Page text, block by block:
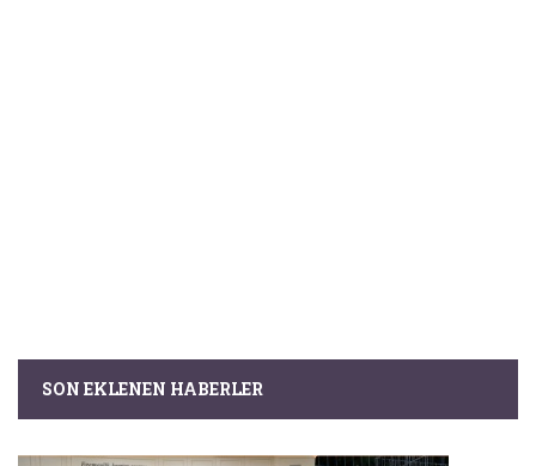
SON EKLENEN HABERLER